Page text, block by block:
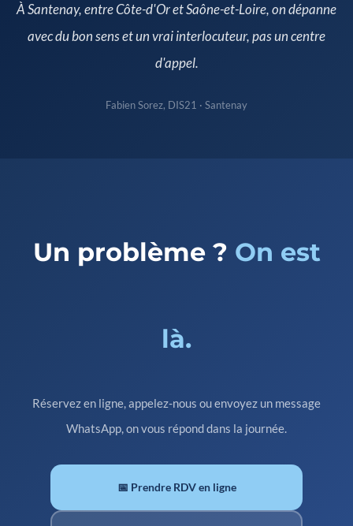
À Santenay, entre Côte-d'Or et Saône-et-Loire, on dépanne
avec du bon sens et un vrai interlocuteur, pas un centre
d'appel.
Fabien Sorez, DIS21 · Santenay
Un problème ? On est
là.
Réservez en ligne, appelez-nous ou envoyez un message
WhatsApp, on vous répond dans la journée.
📅 Prendre RDV en ligne